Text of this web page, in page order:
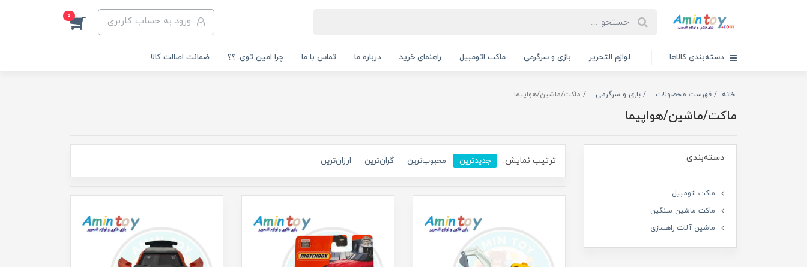
ورود به حساب کاربری 0
دسته‌بندی کالاها لوازم التحریر بازی و سرگرمی ماکت اتومبیل راهنمای خرید درباره ما تماس با ما چرا امین توی..؟؟ ضمانت اصالت کالا
خانه فهرست محصولات بازی و سرگرمی ماکت/ماشین/هواپیما
ماکت/ماشین/هواپیما
دسته‌بندی
ماکت اتومبیل
ماکت ماشین سنگین
ماشین آلات راهسازی
ترتیب نمایش: جدیدترین محبوب‌ترین گران‌ترین ارزان‌ترین